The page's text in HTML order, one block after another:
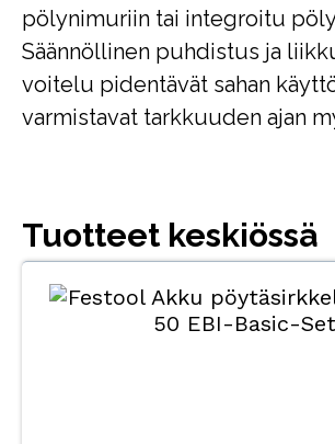
pölynimuriin tai integroitu
Säännöllinen puhdistus ja
voitelu pidentävät sahan
varmistavat tarkkuuden ajan
Tuotteet keskiössä